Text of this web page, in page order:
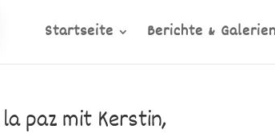
Startseite Berichte &
paz mit Kerstin,